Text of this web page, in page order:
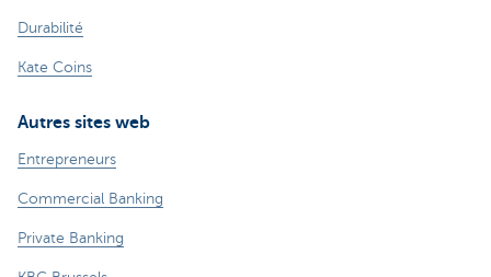
Durabilité
Kate Coins
Autres sites web
Entrepreneurs
Commercial Banking
Private Banking